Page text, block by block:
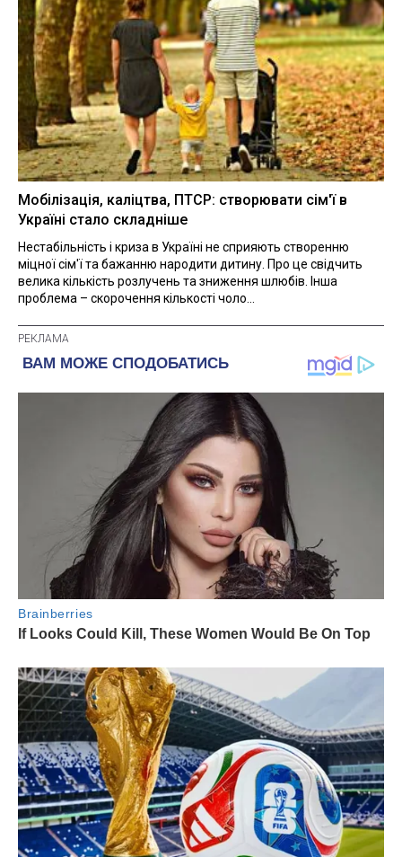
Мобілізація, каліцтва, ПТСР: створювати сім'ї в
Україні стало складніше
Нестабільність і криза в Україні не сприяють створенню
міцної сім'ї та бажанню народити дитину. Про це свідчить
велика кількість розлучень та зниження шлюбів. Інша
проблема – скорочення кількості чоло...